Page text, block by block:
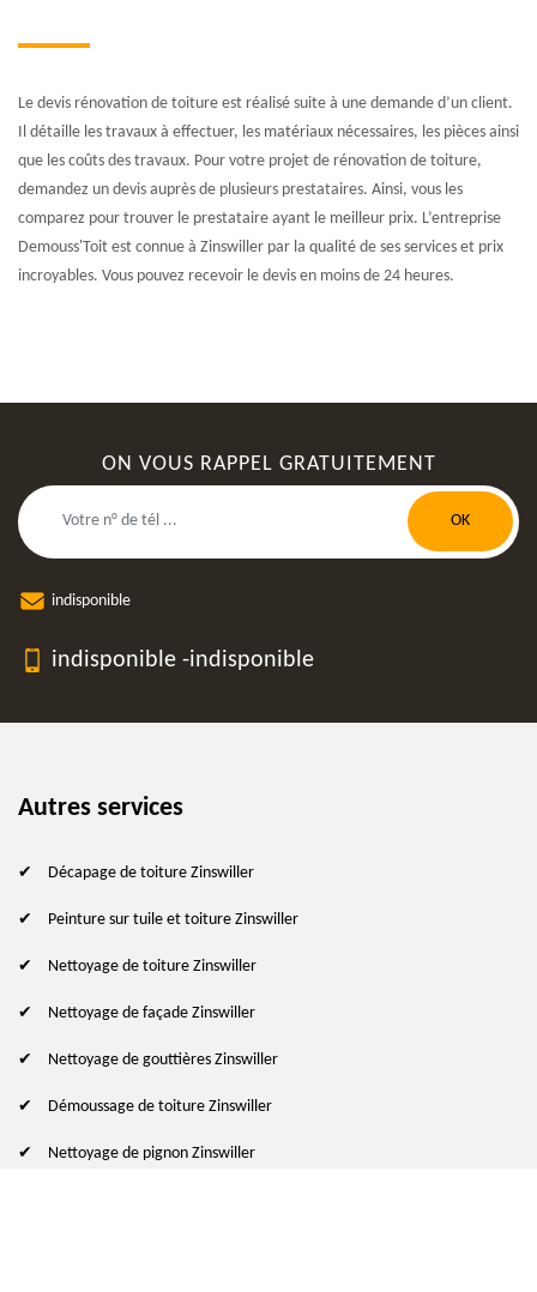
Le devis rénovation de toiture est réalisé suite à une demande d’un client.
Il détaille les travaux à effectuer, les matériaux nécessaires, les pièces ainsi
que les coûts des travaux. Pour votre projet de rénovation de toiture,
demandez un devis auprès de plusieurs prestataires. Ainsi, vous les
comparez pour trouver le prestataire ayant le meilleur prix. L’entreprise
Demouss'Toit est connue à Zinswiller par la qualité de ses services et prix
incroyables. Vous pouvez recevoir le devis en moins de 24 heures.
ON VOUS RAPPEL GRATUITEMENT
indisponible
indisponible -indisponible
Autres services
Décapage de toiture Zinswiller
Peinture sur tuile et toiture Zinswiller
Nettoyage de toiture Zinswiller
Nettoyage de façade Zinswiller
Nettoyage de gouttières Zinswiller
Démoussage de toiture Zinswiller
Nettoyage de pignon Zinswiller